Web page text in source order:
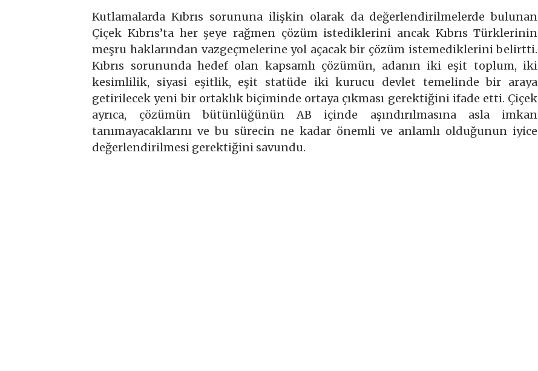
Kutlamalarda Kıbrıs sorununa ilişkin olarak da değerlendirilmelerde bulunan
Çiçek Kıbrıs’ta her şeye rağmen çözüm istediklerini ancak Kıbrıs Türklerinin
meşru haklarından vazgeçmelerine yol açacak bir çözüm istemediklerini belirtti.
Kıbrıs sorununda hedef olan kapsamlı çözümün, adanın iki eşit toplum, iki
kesimlilik, siyasi eşitlik, eşit statüde iki kurucu devlet temelinde bir araya
getirilecek yeni bir ortaklık biçiminde ortaya çıkması gerektiğini ifade etti. Çiçek
ayrıca, çözümün bütünlüğünün AB içinde aşındırılmasına asla imkan
tanımayacaklarını ve bu sürecin ne kadar önemli ve anlamlı olduğunun iyice
değerlendirilmesi gerektiğini savundu.